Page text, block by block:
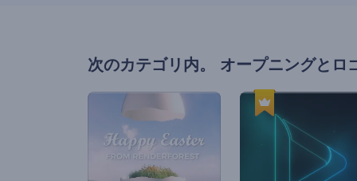
次のカテゴリ内。 オープニングとロ